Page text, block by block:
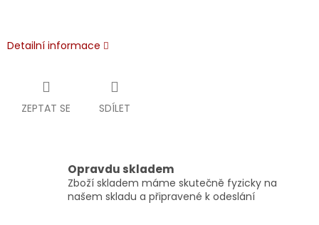
Detailní informace
ZEPTAT SE SDÍLET
Opravdu skladem
Zboží skladem máme skutečně fyzicky na
našem skladu a připravené k odeslání